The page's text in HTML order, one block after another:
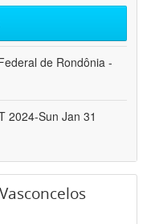
de Rondônia -
2024-Sun Jan 31